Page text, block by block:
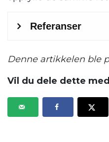
Denne artikkelen ble
Vil du dele dette